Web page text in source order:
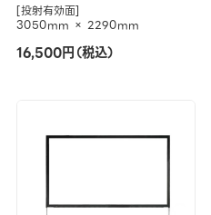
[投射有効面]
3050mm × 2290mm
16,500円（税込）